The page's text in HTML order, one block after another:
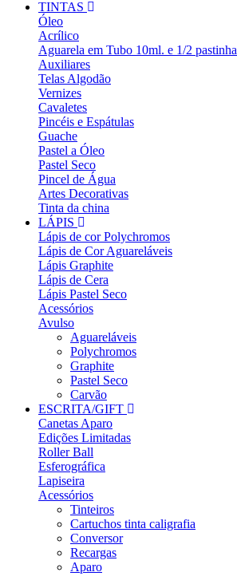
TINTAS
Óleo
Acrílico
Aguarela em Tubo 10ml. e 1/2 pastinha
Auxiliares
Telas Algodão
Vernizes
Cavaletes
Pincéis e Espátulas
Guache
Pastel a Óleo
Pastel Seco
Pincel de Água
Artes Decorativas
Tinta da china
LÁPIS
Lápis de cor Polychromos
Lápis de Cor Aguareláveis
Lápis Graphite
Lápis de Cera
Lápis Pastel Seco
Acessórios
Avulso
Aguareláveis
Polychromos
Graphite
Pastel Seco
Carvão
ESCRITA/GIFT
Canetas Aparo
Edições Limitadas
Roller Ball
Esferográfica
Lapiseira
Acessórios
Tinteiros
Cartuchos tinta caligrafia
Conversor
Recargas
Aparo